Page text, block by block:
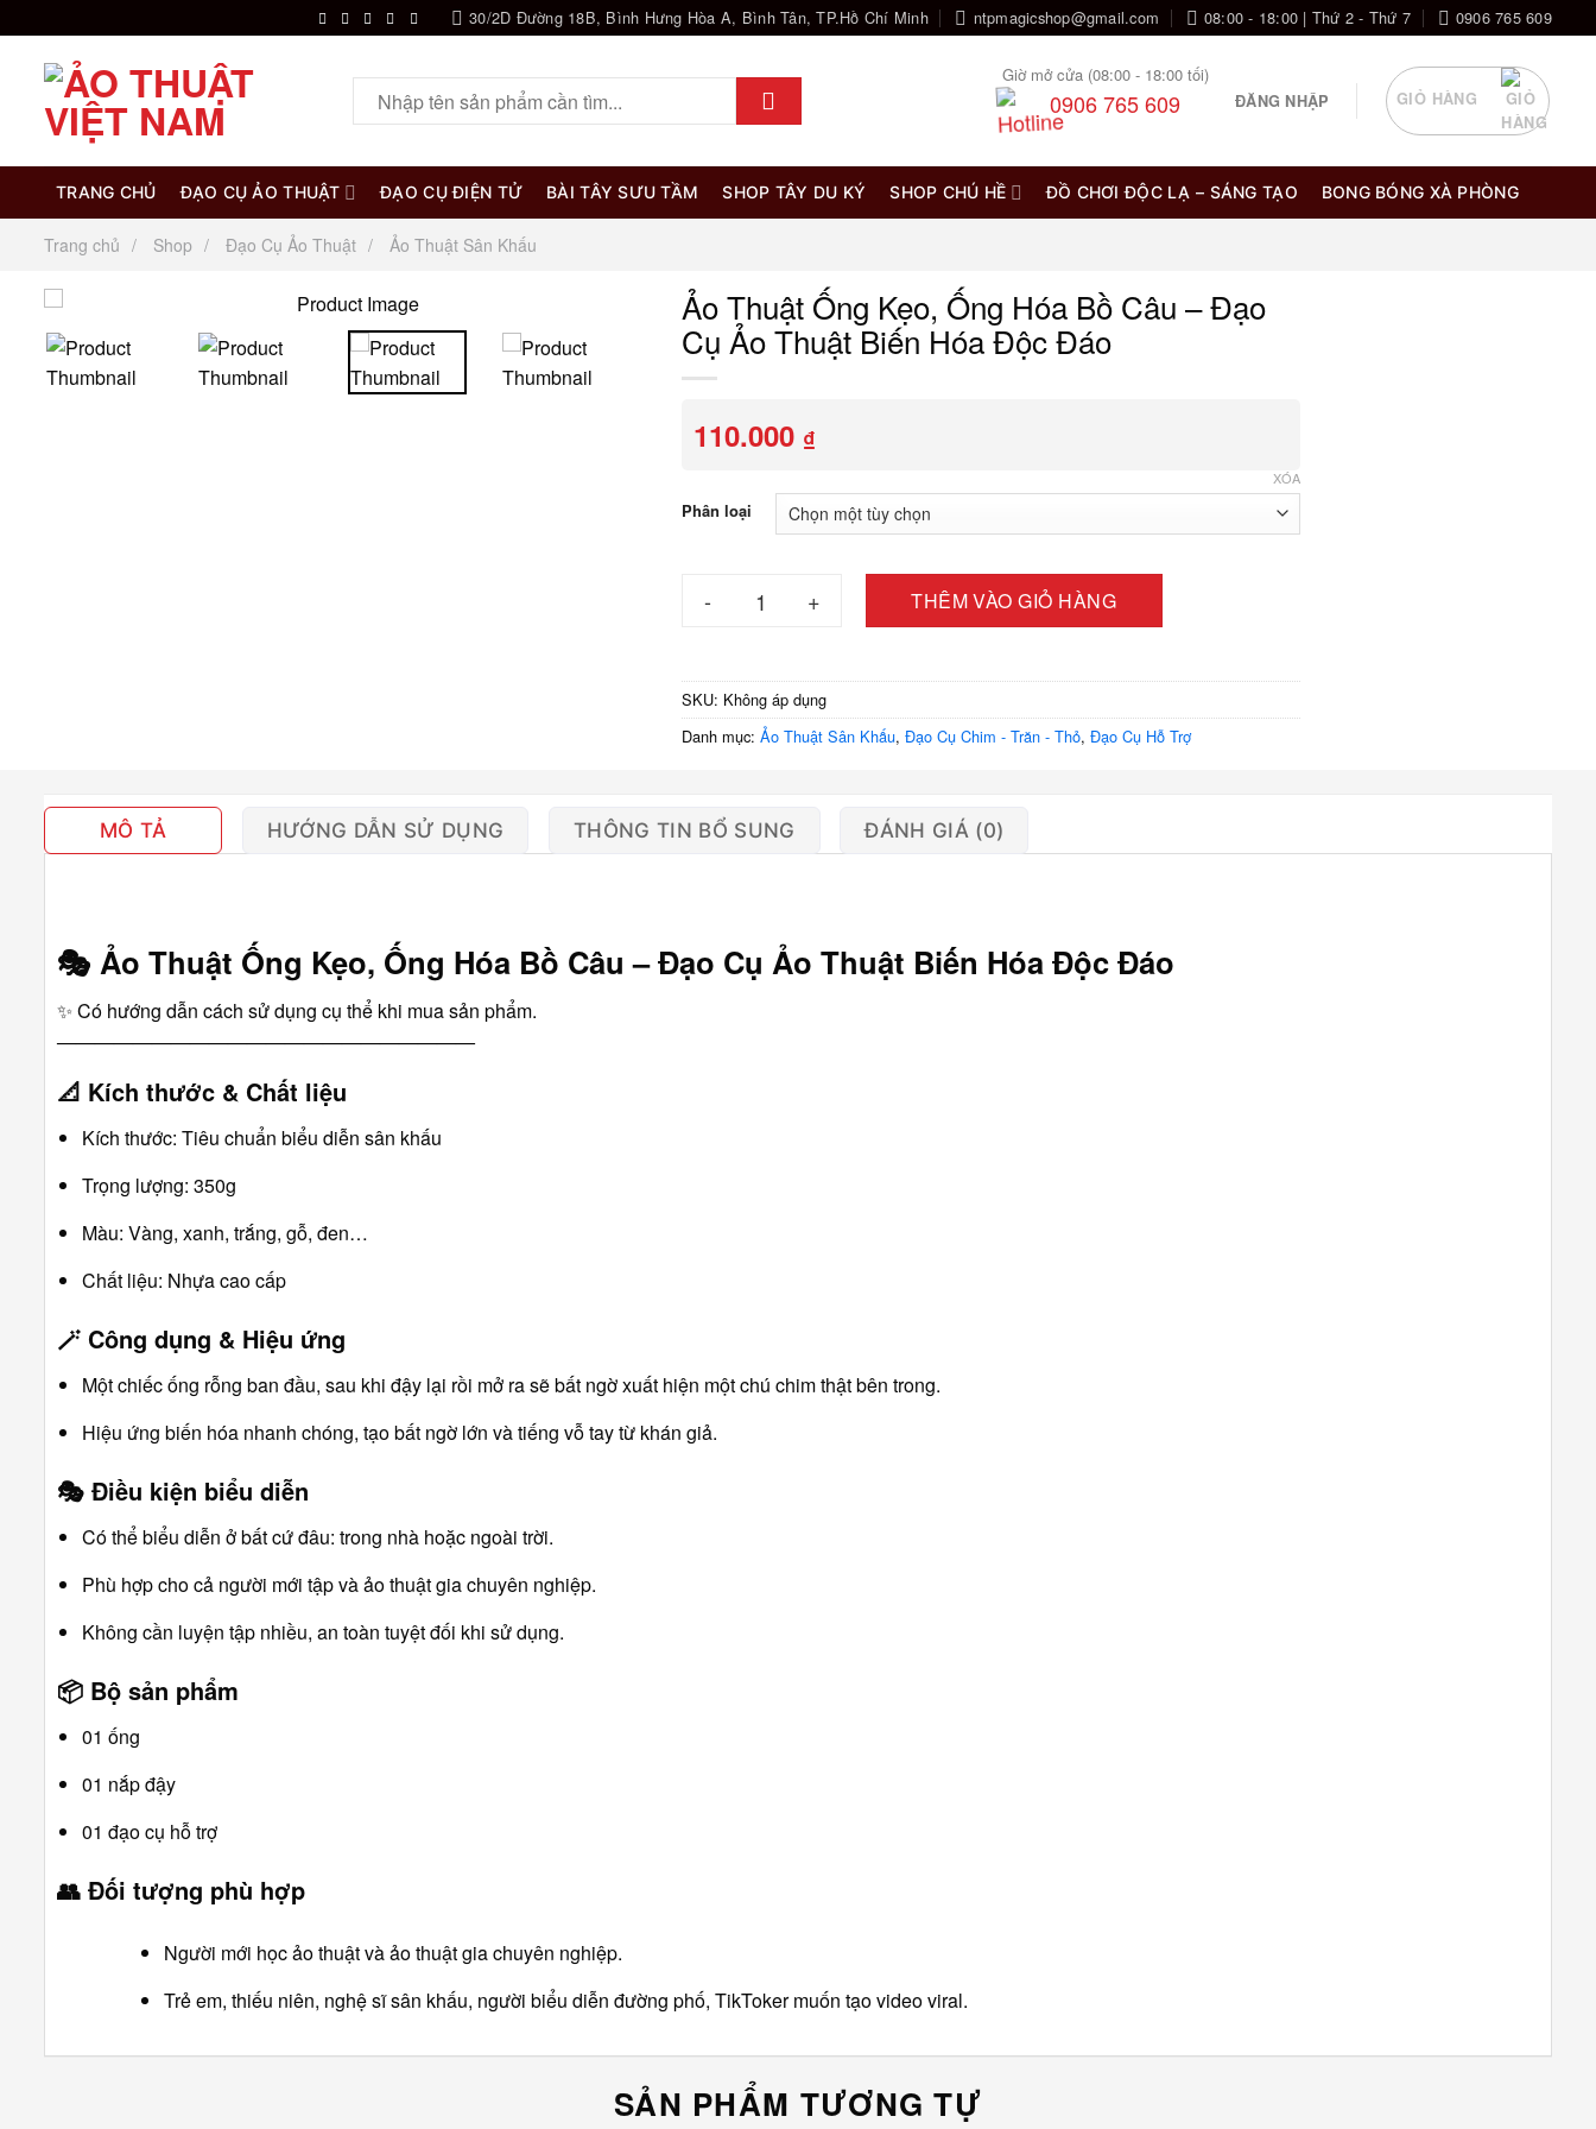
đến
30/2D Đường 18B, Bình Hưng Hòa A, Bình Tân, TP.Hồ Chí Minh ntpmagicshop@gmail.com 08:00 - 18:00 | Thứ 2 - Thứ 7 0906 765 609
kiếm:
Giờ mở cửa (08:00 - 18:00 tối)
0906 765 609 ĐĂNG NHẬP GIỎ HÀNG
TRANG CHỦ ĐẠO CỤ ẢO THUẬT ĐẠO CỤ ĐIỆN TỬ BÀI TÂY SƯU TẦM SHOP TÂY DU KÝ SHOP CHÚ HỀ ĐỒ CHƠI ĐỘC LẠ – SÁNG TẠO BONG BÓNG XÀ PHÒNG
Trang chủ Shop Đạo Cụ Ảo Thuật Ảo Thuật Sân Khấu
Ảo Thuật Ống Kẹo, Ống Hóa Bồ Câu – Đạo
Cụ Ảo Thuật Biến Hóa Độc Đáo
110.000 ₫
Phân loại
XÓA
Ảo Thuật Ống Kẹo, Ống Hóa Bồ Câu – Đạo Cụ Ảo Thuật Biến Hóa Độc Đáo số lượng
THÊM VÀO GIỎ HÀNG
SKU: Không áp dụng
Danh mục: Ảo Thuật Sân Khấu, Đạo Cụ Chim - Trăn - Thỏ, Đạo Cụ Hỗ Trợ
MÔ TẢ HƯỚNG DẪN SỬ DỤNG THÔNG TIN BỔ SUNG ĐÁNH GIÁ (0)
🎭 Ảo Thuật Ống Kẹo, Ống Hóa Bồ Câu – Đạo Cụ Ảo Thuật Biến Hóa Độc Đáo
✨ Có hướng dẫn cách sử dụng cụ thể khi mua sản phẩm.
――――――――――――――――――――――
📐 Kích thước & Chất liệu
Kích thước: Tiêu chuẩn biểu diễn sân khấu
Trọng lượng: 350g
Màu: Vàng, xanh, trắng, gỗ, đen…
Chất liệu: Nhựa cao cấp
🪄 Công dụng & Hiệu ứng
Một chiếc ống rỗng ban đầu, sau khi đậy lại rồi mở ra sẽ bất ngờ xuất hiện một chú chim thật bên trong.
Hiệu ứng biến hóa nhanh chóng, tạo bất ngờ lớn và tiếng vỗ tay từ khán giả.
🎭 Điều kiện biểu diễn
Có thể biểu diễn ở bất cứ đâu: trong nhà hoặc ngoài trời.
Phù hợp cho cả người mới tập và ảo thuật gia chuyên nghiệp.
Không cần luyện tập nhiều, an toàn tuyệt đối khi sử dụng.
📦 Bộ sản phẩm
01 ống
01 nắp đậy
01 đạo cụ hỗ trợ
👥 Đối tượng phù hợp
Người mới học ảo thuật và ảo thuật gia chuyên nghiệp.
Trẻ em, thiếu niên, nghệ sĩ sân khấu, người biểu diễn đường phố, TikToker muốn tạo video viral.
SẢN PHẨM TƯƠNG TỰ